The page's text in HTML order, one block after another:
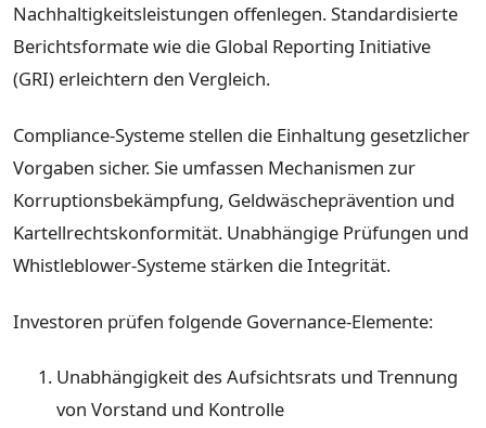
Nachhaltigkeitsleistungen offenlegen. Standardisierte
Berichtsformate wie die Global Reporting Initiative
(GRI) erleichtern den Vergleich.
Compliance-Systeme stellen die Einhaltung gesetzlicher
Vorgaben sicher. Sie umfassen Mechanismen zur
Korruptionsbekämpfung, Geldwäscheprävention und
Kartellrechtskonformität. Unabhängige Prüfungen und
Whistleblower-Systeme stärken die Integrität.
Investoren prüfen folgende Governance-Elemente:
Unabhängigkeit des Aufsichtsrats und Trennung
von Vorstand und Kontrolle